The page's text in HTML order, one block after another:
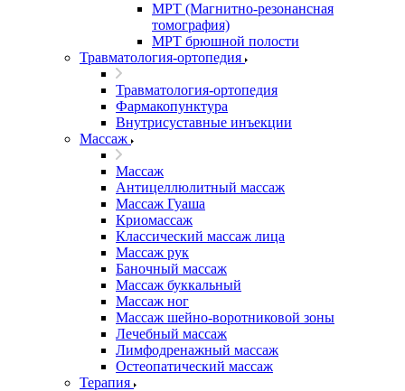
МРТ (Магнитно-резонансная
томография)
МРТ брюшной полости
Травматология-ортопедия
Травматология-ортопедия
Фармакопунктура
Внутрисуставные инъекции
Массаж
Массаж
Антицеллюлитный массаж
Массаж Гуаша
Криомассаж
Классический массаж лица
Массаж рук
Баночный массаж
Массаж буккальный
Массаж ног
Массаж шейно-воротниковой зоны
Лечебный массаж
Лимфодренажный массаж
Остеопатический массаж
Терапия